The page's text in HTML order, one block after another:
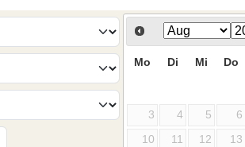
Mo Di Mi Do
3
4 5 6
10
11 12 13